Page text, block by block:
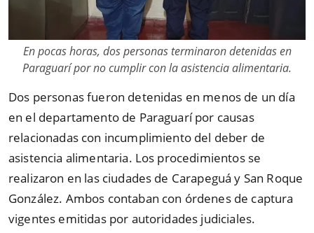
En pocas horas, dos personas terminaron detenidas en
Paraguarí por no cumplir con la asistencia alimentaria.
Dos personas fueron detenidas en menos de un día
en el departamento de Paraguarí por causas
relacionadas con incumplimiento del deber de
asistencia alimentaria. Los procedimientos se
realizaron en las ciudades de Carapeguá y San Roque
González. Ambos contaban con órdenes de captura
vigentes emitidas por autoridades judiciales.